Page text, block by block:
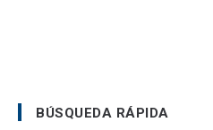
BÚSQUEDA RÁPIDA